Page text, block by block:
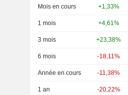
Mois en cours +1,33%
1 mois +4,61%
3 mois +23,38%
6 mois -18,11%
Année en cours -11,38%
1 an -20,22%